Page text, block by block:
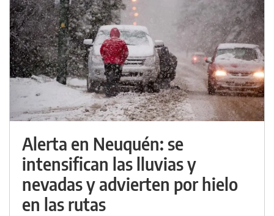
Alerta en Neuquén: se
intensifican las lluvias y
nevadas y advierten por hielo
en las rutas